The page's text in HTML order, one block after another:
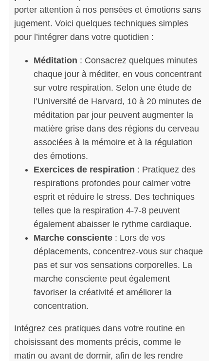
porter attention à nos pensées et émotions sans
jugement. Voici quelques techniques simples
pour l’intégrer dans votre quotidien :
Méditation : Consacrez quelques minutes
chaque jour à méditer, en vous concentrant
sur votre respiration. Selon une étude de
l’Université de Harvard, 10 à 20 minutes de
méditation par jour peuvent augmenter la
matière grise dans des régions du cerveau
associées à la mémoire et à la régulation
des émotions.
Exercices de respiration : Pratiquez des
respirations profondes pour calmer votre
esprit et réduire le stress. Des techniques
telles que la respiration 4-7-8 peuvent
également abaisser le rythme cardiaque.
Marche consciente: Lors de vos
déplacements, concentrez-vous sur chaque
pas et sur vos sensations corporelles. La
marche consciente peut également
favoriser la créativité et améliorer la
concentration.
Intégrez ces pratiques dans votre routine en
choisissant des moments précis, comme le
matin ou avant de dormir, afin de les rendre